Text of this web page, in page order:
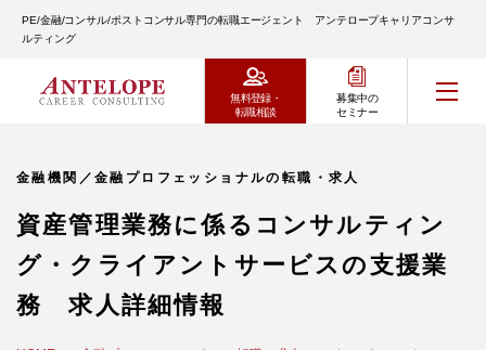
PE/金融/コンサル/ポストコンサル専門の転職エージェント アンテロープキャリアコンサ
ルティング
無料登録・
転職相談
募集中の
セミナー
金融機関／金融プロフェッショナルの転職・求人
資産管理業務に係るコンサルティン
グ・クライアントサービスの支援業
務 求人詳細情報